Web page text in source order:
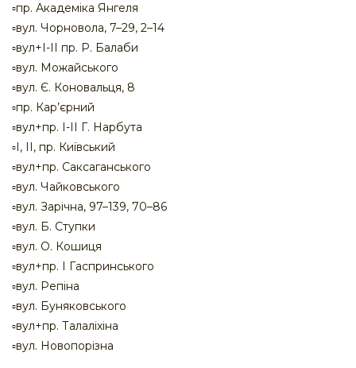
▫️пр. Академіка Янгеля
▫️вул. Чорновола, 7–29, 2–14
▫️вул+І-ІІ пр. Р. Балаби
▫️вул. Можайського
▫️вул. Є. Коновальця, 8
▫️пр. Кар’єрний
▫️вул+пр. І-ІІ Г. Нарбута
▫️І, ІІ, пр. Київський
▫️вул+пр. Саксаганського
▫️вул. Чайковського
▫️вул. Зарічна, 97–139, 70–86
▫️вул. Б. Ступки
▫️вул. О. Кошиця
▫️вул+пр. І Гаспринського
▫️вул. Репіна
▫️вул. Буняковського
▫️вул+пр. Талаліхіна
▫️вул. Новопорізна